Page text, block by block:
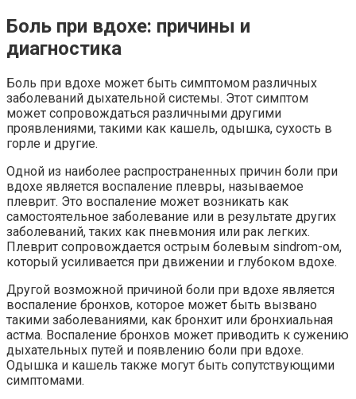
Боль при вдохе: причины и
диагностика
Боль при вдохе может быть симптомом различных
заболеваний дыхательной системы. Этот симптом
может сопровождаться различными другими
проявлениями, такими как кашель, одышка, сухость в
горле и другие.
Одной из наиболее распространенных причин боли при
вдохе является воспаление плевры, называемое
плеврит. Это воспаление может возникать как
самостоятельное заболевание или в результате других
заболеваний, таких как пневмония или рак легких.
Плеврит сопровождается острым болевым sindrom-ом,
который усиливается при движении и глубоком вдохе.
Другой возможной причиной боли при вдохе является
воспаление бронхов, которое может быть вызвано
такими заболеваниями, как бронхит или бронхиальная
астма. Воспаление бронхов может приводить к сужению
дыхательных путей и появлению боли при вдохе.
Одышка и кашель также могут быть сопутствующими
симптомами.